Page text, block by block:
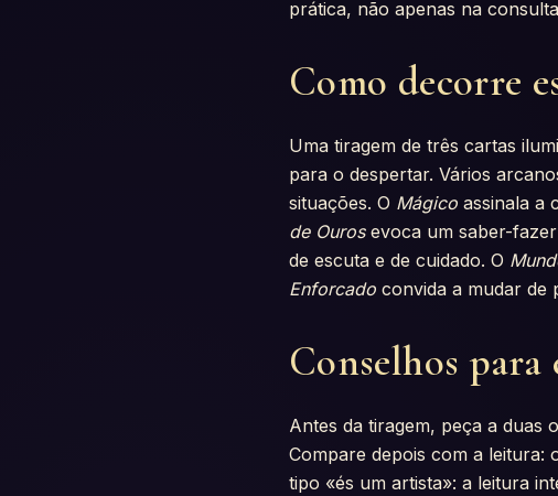
prática, não apenas na
Como decorre
Uma tiragem de três cartas
para o despertar. Vários
situações. O Mágico assinala a
de Ourosevoca um saber-fazer
de escuta e de cuidado. O
Enforcado convida a mudar de
Conselhos
Antes da tiragem, peça a duas
Compare depois com a leitura:
tipo «és um artista»: a leitura